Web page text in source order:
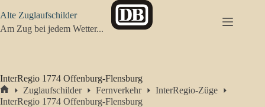
Inhalt
springen
Alte Zuglaufschilder
Am Zug bei jedem Wetter...
InterRegio 1774 Offenburg-Flensburg
Start
Zuglaufschilder Fernverkehr
InterRegio-Züge
InterRegio 1774 Offenburg-Flensburg